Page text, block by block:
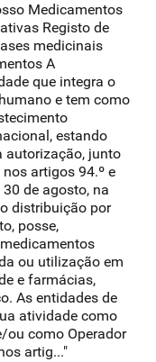
Medicamentos
Registo de
medicinais
A
que integra o
e tem como
estando
autorização, junto
artigos 94.º e
de agosto, na
distribuição por
posse,
ou utilização em
e farmácias,
As entidades de
atividade como
ou como Operador
artig..."